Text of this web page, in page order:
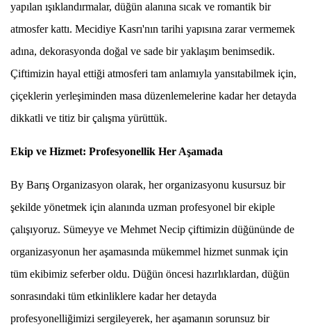
yapılan ışıklandırmalar, düğün alanına sıcak ve romantik bir
atmosfer kattı. Mecidiye Kasrı'nın tarihi yapısına zarar vermemek
adına, dekorasyonda doğal ve sade bir yaklaşım benimsedik.
Çiftimizin hayal ettiği atmosferi tam anlamıyla yansıtabilmek için,
çiçeklerin yerleşiminden masa düzenlemelerine kadar her detayda
dikkatli ve titiz bir çalışma yürüttük.
Ekip ve Hizmet: Profesyonellik Her Aşamada
By Barış Organizasyon olarak, her organizasyonu kusursuz bir
şekilde yönetmek için alanında uzman profesyonel bir ekiple
çalışıyoruz. Sümeyye ve Mehmet Necip çiftimizin düğününde de
organizasyonun her aşamasında mükemmel hizmet sunmak için
tüm ekibimiz seferber oldu. Düğün öncesi hazırlıklardan, düğün
sonrasındaki tüm etkinliklere kadar her detayda
profesyonelliğimizi sergileyerek, her aşamanın sorunsuz bir